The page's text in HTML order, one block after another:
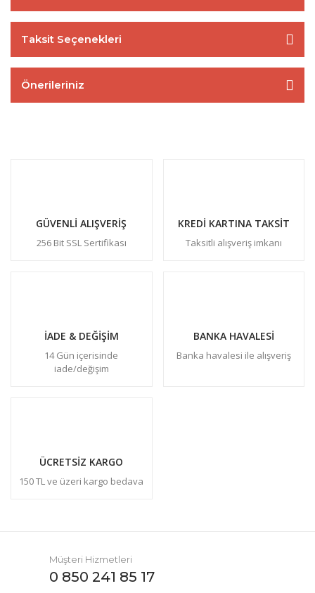
Taksit Seçenekleri
Önerileriniz
GÜVENLİ ALIŞVERİŞ
256 Bit SSL Sertifikası
KREDİ KARTINA TAKSİT
Taksitli alışveriş imkanı
İADE & DEĞİŞİM
14 Gün içerisinde
iade/değişim
BANKA HAVALESİ
Banka havalesi ile alışveriş
ÜCRETSİZ KARGO
150 TL ve üzeri kargo bedava
Müşteri Hizmetleri
0 850 241 85 17